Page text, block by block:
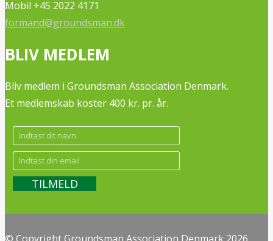
Mobil +45 2022 4171
formand@groundsman.dk
BLIV MEDLEM
Bliv medlem i Groundsman Association Denmark.
Et medlemskab koster 400 kr. pr. år.